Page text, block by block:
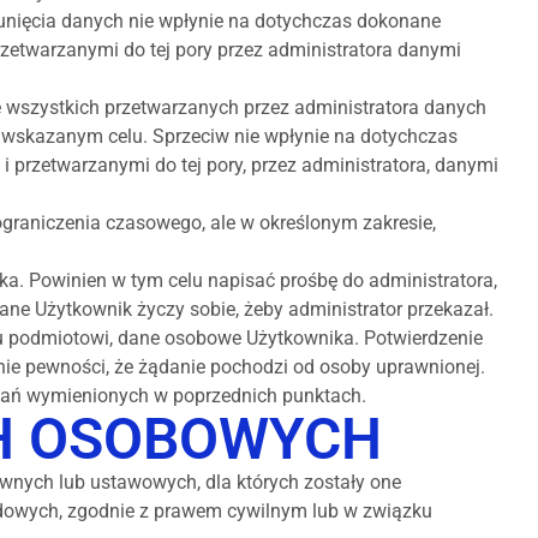
danych nie wpłynie na dotychczas dokonane
do tej pory przez administratora danymi
przetwarzanych przez administratora danych
celu. Sprzeciw nie wpłynie na dotychczas
do tej pory, przez administratora, danymi
czasowego, ale w określonym zakresie,
Powinien w tym celu napisać prośbę do administratora,
Użytkownik życzy sobie, żeby administrator przekazał.
dane osobowe Użytkownika. Potwierdzenie
pewności, że żądanie pochodzi od osoby uprawnionej.
wymienionych w poprzednich punktach.
lub ustawowych, dla których zostały one
zgodnie z prawem cywilnym lub w związku